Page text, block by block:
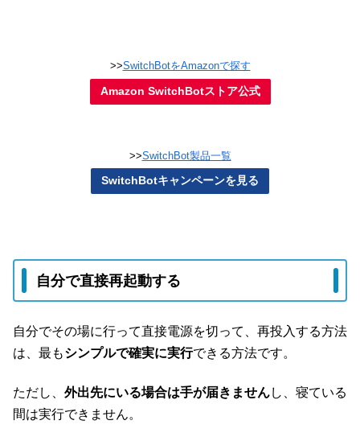
>>SwitchBotをAmazonで探す
Amazon SwitchBotストア公式
>>SwitchBot製品一覧
SwitchBotキャンペーンを見る
自分で直接再起動する
自分でその場に行って直接電源を切って、再投入する方法
は、最もシンプルで確実に実行できる方法です。
ただし、 外出先にいる場合は手が届きませんし、寝ている
間は実行できません。